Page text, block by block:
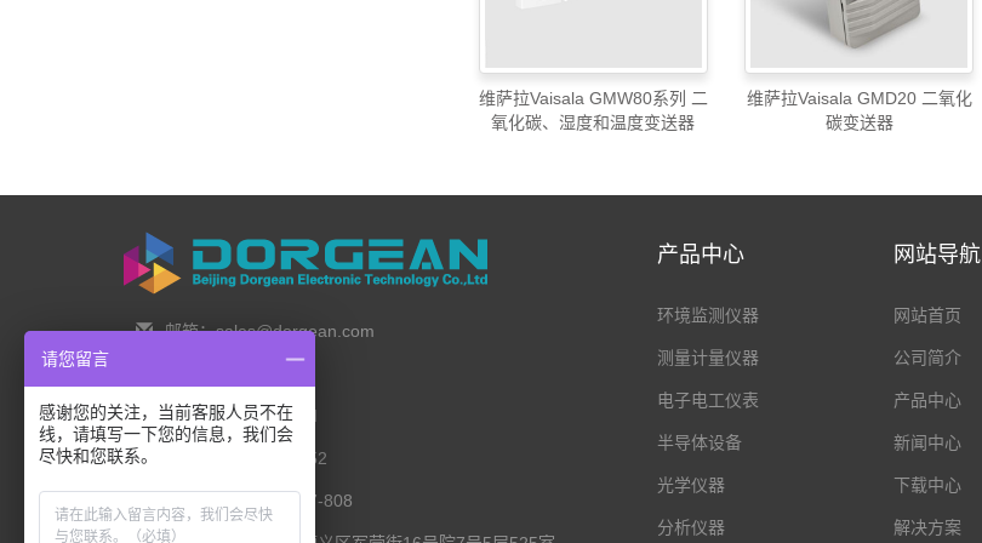
维萨拉Vaisala GMW80系列 二
氧化碳、湿度和温度变送器
维萨拉Vaisala GMD20 二氧化
碳变送器
邮箱：sales@dorgean.com
电话：0l0-5286777I
手机：138 1111 I452
传真：0I0-8235l027-808
产品中心
环境监测仪器
测量计量仪器
电子电工仪表
半导体设备
光学仪器
分析仪器
网站导航
网站首页
公司简介
产品中心
新闻中心
下载中心
解决方案
请您留言
感谢您的关注，当前客服人员不在
线，请填写一下您的信息，我们会
尽快和您联系。